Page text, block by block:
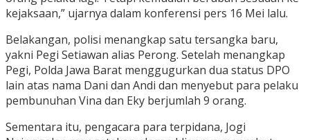
kejaksaan,” ujarnya dalam konferensi pers 16 Mei lalu.
Belakangan, polisi menangkap satu tersangka baru,
yakni Pegi Setiawan alias Perong. Setelah menangkap
Pegi, Polda Jawa Barat menggugurkan dua status DPO
lain atas nama Dani dan Andi dan menyebut para pelaku
pembunuhan Vina dan Eky berjumlah 9 orang.
Sementara itu, pengacara para terpidana, Jogi